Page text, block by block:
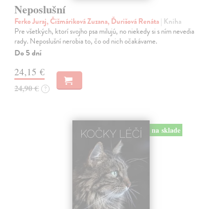
Neposlušní
Ferko Juraj, Čižmáriková Zuzana, Ďurišová Renáta| Kniha
Pre všetkých, ktorí svojho psa milujú, no niekedy si s ním nevedia
rady. Neposlušní nerobia to, čo od nich očakávame.
Do 5 dní
24,15 €
24,90 € ?
na sklade